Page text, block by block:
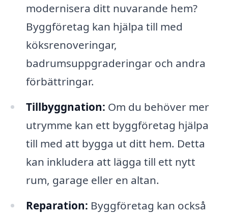
modernisera ditt nuvarande hem?
Byggföretag kan hjälpa till med
köksrenoveringar,
badrumsuppgraderingar och andra
förbättringar.
Tillbyggnation: Om du behöver mer
utrymme kan ett byggföretag hjälpa
till med att bygga ut ditt hem. Detta
kan inkludera att lägga till ett nytt
rum, garage eller en altan.
Reparation: Byggföretag kan också